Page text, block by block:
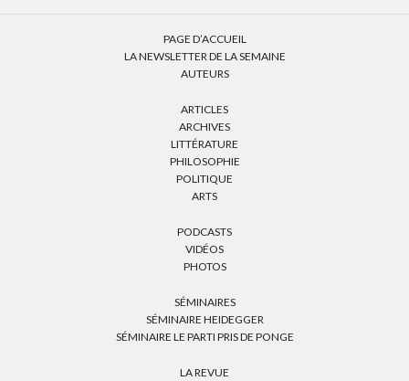
PAGE D’ACCUEIL
LA NEWSLETTER DE LA SEMAINE
AUTEURS
ARTICLES
ARCHIVES
LITTÉRATURE
PHILOSOPHIE
POLITIQUE
ARTS
PODCASTS
VIDÉOS
PHOTOS
SÉMINAIRES
SÉMINAIRE HEIDEGGER
SÉMINAIRE LE PARTI PRIS DE PONGE
LA REVUE